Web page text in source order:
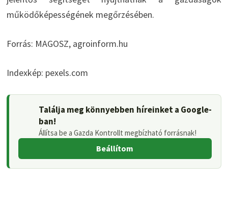
működőképességének megőrzésében.
Forrás: MAGOSZ, agroinform.hu
Indexkép: pexels.com
Találja meg könnyebben híreinket a Google-
ban!
Állítsa be a Gazda Kontrollt megbízható forrásnak!
Beállítom